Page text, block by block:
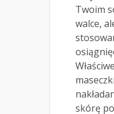
Twoim
walce,
skórę